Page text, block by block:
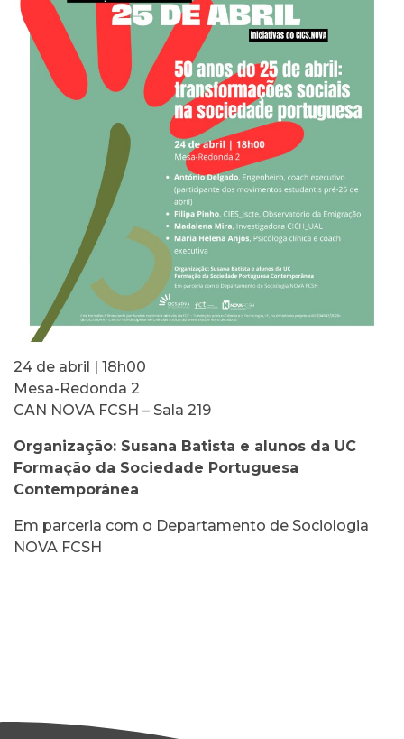
24 de abril | 18h00
Mesa-Redonda 2
CAN NOVA FCSH – Sala 219
Organização: Susana Batista e alunos da UC
Formação da Sociedade Portuguesa
Contemporânea
Em parceria com o Departamento de Sociologia
NOVA FCSH